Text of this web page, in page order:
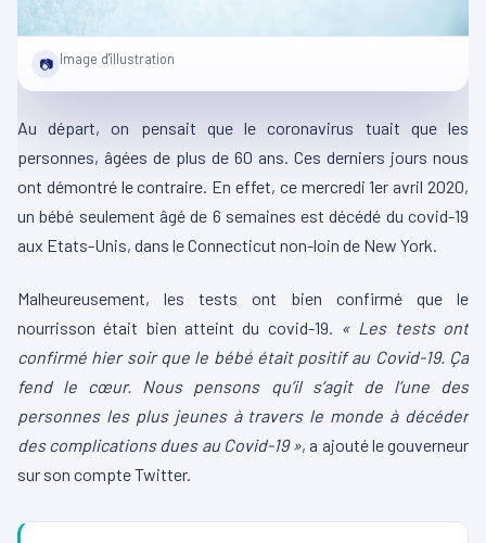
📷 Image d'illustration
Au départ, on pensait que le coronavirus tuait que les
personnes, âgées de plus de 60 ans. Ces derniers jours nous
ont démontré le contraire. En effet, ce mercredi 1er avril 2020,
un bébé seulement âgé de 6 semaines est décédé du covid-19
aux Etats-Unis, dans le Connecticut non-loin de New York.
Malheureusement, les tests ont bien confirmé que le
nourrisson était bien atteint du covid-19. « Les tests ont
confirmé hier soir que le bébé était positif au Covid-19. Ça
fend le cœur. Nous pensons qu’il s’agit de l’une des
personnes les plus jeunes à travers le monde à décéder
des complications dues au Covid-19 », a ajouté le gouverneur
sur son compte Twitter.